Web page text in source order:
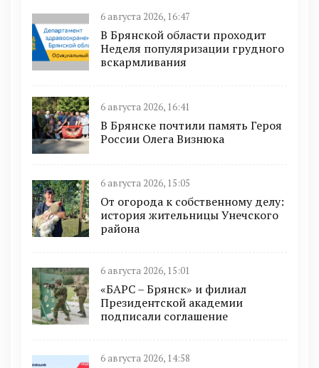
6 августа 2026, 16:47
В Брянской области проходит
Неделя популяризации грудного
вскармливания
6 августа 2026, 16:41
В Брянске почтили память Героя
России Олега Визнюка
6 августа 2026, 15:05
От огорода к собственному делу:
история жительницы Унечского
района
6 августа 2026, 15:01
«БАРС – Брянск» и филиал
Президентской академии
подписали соглашение
6 августа 2026, 14:58